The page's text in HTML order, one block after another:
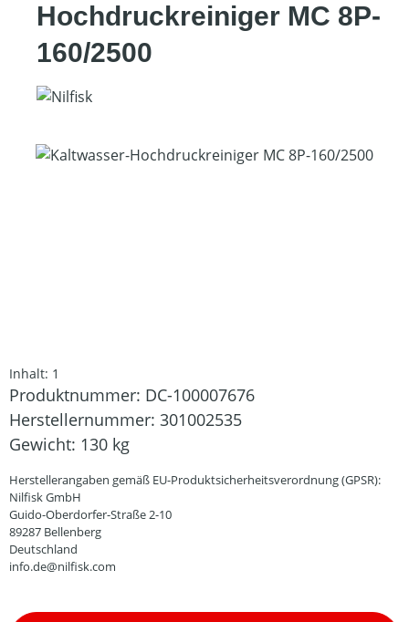
Hochdruckreiniger MC 8P-
160/2500
Bildergalerie überspringen
Inhalt: 1
Produktnummer: DC-100007676
Herstellernummer: 301002535
Gewicht: 130 kg
Herstellerangaben gemäß EU-Produktsicherheitsverordnung (GPSR):
Nilfisk GmbH
Guido-Oberdorfer-Straße 2-10
89287 Bellenberg
Deutschland
info.de@nilfisk.com